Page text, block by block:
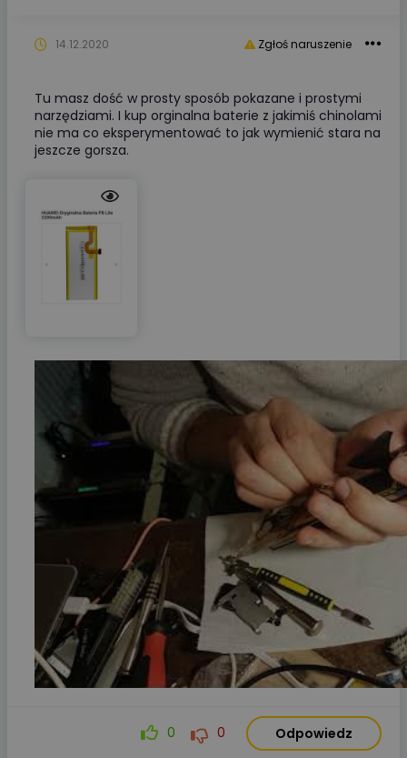
Zgłoś naruszenie
14.12.2020
Tu masz dość w prosty sposób pokazane i prostymi
narzędziami. I kup orginalna baterie z jakimiś chinolami
nie ma co eksperymentować to jak wymienić stara na
jeszcze gorsza.
0 0 Odpowiedz